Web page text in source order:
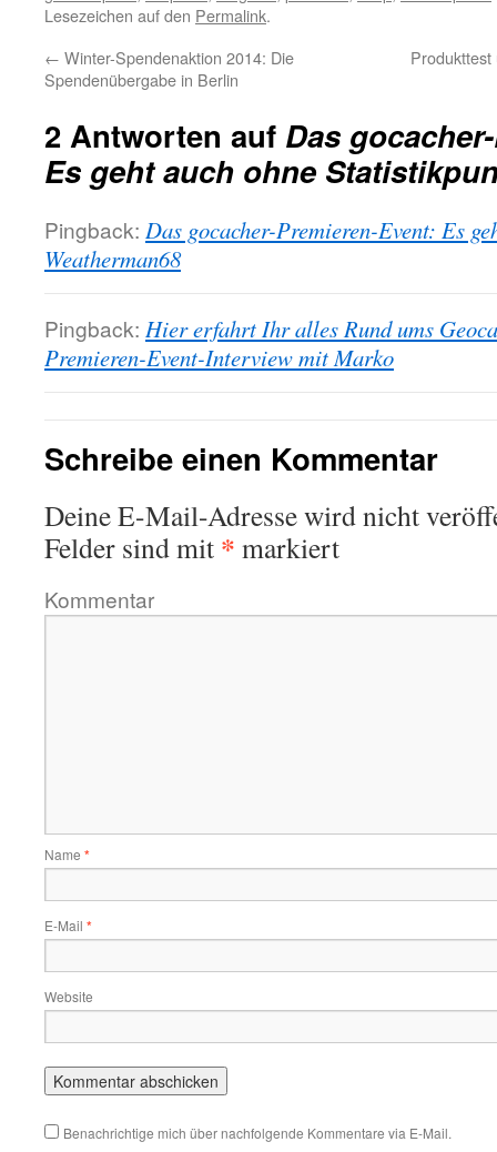
Lesezeichen auf den Permalink.
← Winter-Spendenaktion 2014: Die
Spendenübergabe in Berlin
2 Antworten auf Das
Es geht auch ohne
Pingback: Das gocacher-Premieren-Event: Es
Weatherman68
Pingback: Hier erfahrt Ihr alles Rund ums
Premieren-Event-Interview mit Marko
Schreibe einen Kommentar
Deine E-Mail-Adresse wird nicht
Felder sind mit * markiert
Kommentar
Name *
E-Mail *
Website
Benachrichtige mich über nachfolgende Kommentare via E-Mail.